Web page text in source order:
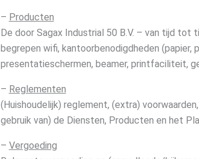
– Producten
De door Sagax Industrial 50 B.V. – van tijd tot
begrepen wifi, kantoorbenodigdheden
presentatieschermen, beamer, printfaciliteit,
– Reglementen
(Huishoudelijk) reglement, (extra)
gebruik van) de Diensten, Producten en het
– Vergoeding